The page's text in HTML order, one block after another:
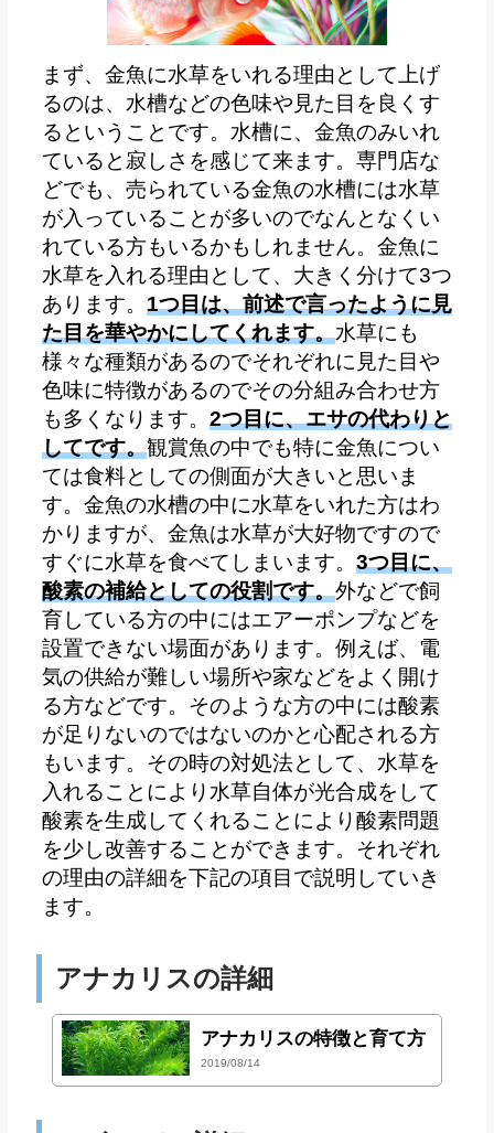
まず、金魚に水草をいれる理由として上げ
るのは、水槽などの色味や見た目を良くす
るということです。水槽に、金魚のみいれ
ていると寂しさを感じて来ます。専門店な
どでも、売られている金魚の水槽には水草
が入っていることが多いのでなんとなくい
れている方もいるかもしれません。金魚に
水草を入れる理由として、大きく分けて3つ
あります。 1つ目は、前述で言ったように見
た目を華やかにしてくれます。水草にも
様々な種類があるのでそれぞれに見た目や
色味に特徴があるのでその分組み合わせ方
も多くなります。 2つ目に、エサの代わりと
してです。観賞魚の中でも特に金魚につい
ては食料としての側面が大きいと思いま
す。金魚の水槽の中に水草をいれた方はわ
かりますが、金魚は水草が大好物ですので
すぐに水草を食べてしまいます。 3つ目に、
酸素の補給としての役割です。外などで飼
育している方の中にはエアーポンプなどを
設置できない場面があります。例えば、電
気の供給が難しい場所や家などをよく開け
る方などです。そのような方の中には酸素
が足りないのではないのかと心配される方
もいます。その時の対処法として、水草を
入れることにより水草自体が光合成をして
酸素を生成してくれることにより酸素問題
を少し改善することができます。それぞれ
の理由の詳細を下記の項目で説明していき
ます。
アナカリスの詳細
アナカリスの特徴と育て方
2019/08/14